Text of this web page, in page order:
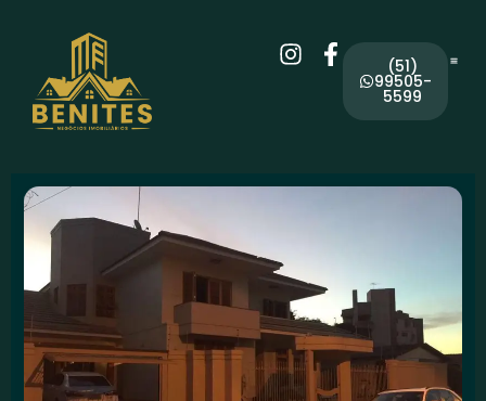
(51)
99505-
5599